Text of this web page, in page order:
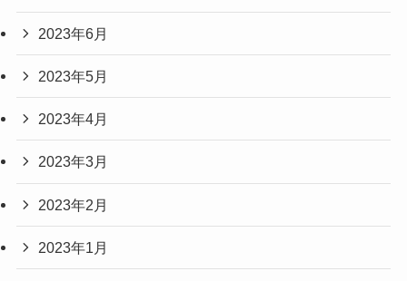
2023年6月
2023年5月
2023年4月
2023年3月
2023年2月
2023年1月